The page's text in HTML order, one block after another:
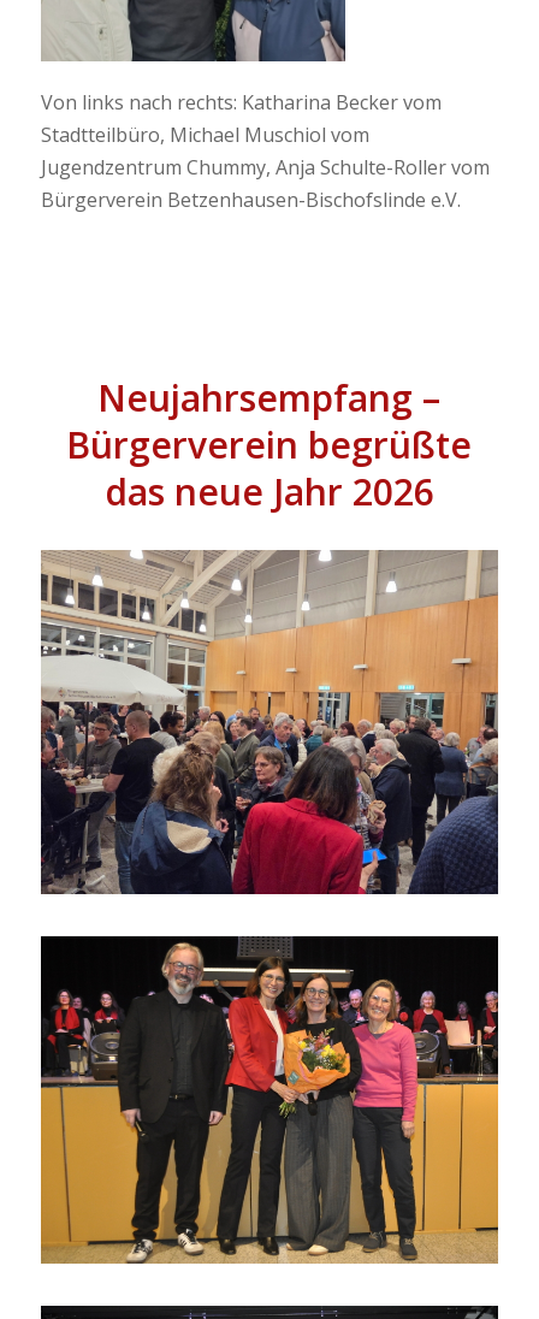
Von links nach rechts: Katharina Becker vom
Stadtteilbüro, Michael Muschiol vom
Jugendzentrum Chummy, Anja Schulte-Roller vom
Bürgerverein Betzenhausen-Bischofslinde e.V.
Neujahrsempfang –
Bürgerverein begrüßte
das neue Jahr 2026